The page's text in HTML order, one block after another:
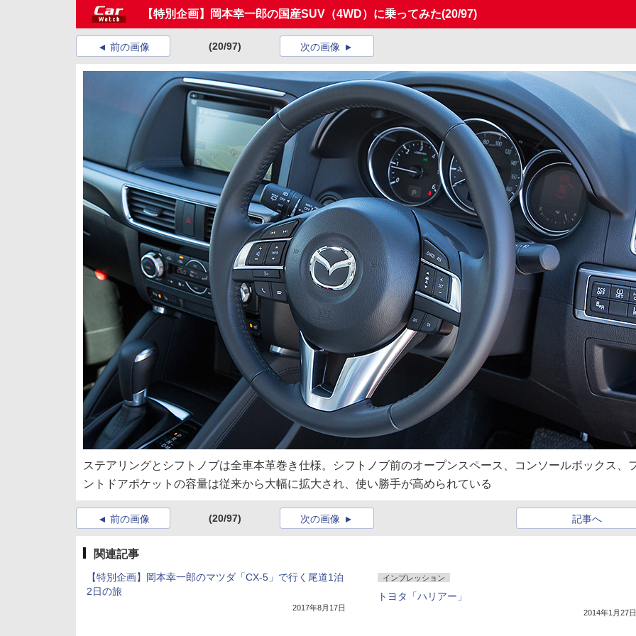
【特別企画】岡本幸一郎の国産SUV（4WD）に乗ってみた(20/97)
前の画像 (20/97) 次の画像
ステアリングとシフトノブは全車本革巻き仕様。シフトノブ前のオープンスペース、コンソールボックス、
ントドアポケットの容量は従来から大幅に拡大され、使い勝手が高められている
前の画像 (20/97) 記事へ
次の画像
関連記事
【特別企画】岡本幸一郎のマツダ「CX-5」で行く尾道1泊
2日の旅
2017年8月17日
インプレッション
トヨタ「ハリアー」
2014年1月27日